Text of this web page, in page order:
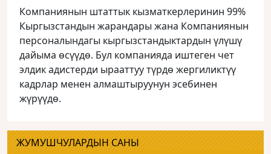
Компаниянын штаттык кызматкерлеринин 99%
Кыргызстандын жарандары жана Компаниянын
персоналындагы кыргызстандыктардын үлүшү
дайыма өсүүдө. Бул компанияда иштеген чет
элдик адистерди ырааттуу түрдө жергиликтүү
кадрлар менен алмаштыруунун эсебинен
жүрүүдө.
ЖУМУШЧУЛАРДЫН САНЫ